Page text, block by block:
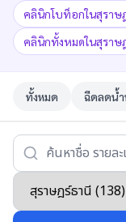
คลินิกโบท็อกในสุราษ
คลินิกทั้งหมดในสุราษ
ทั้งหมด ฉีดลดน้